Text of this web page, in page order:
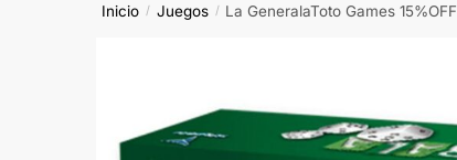
Inicio / Juegos / La GeneralaToto Games 15%OFF